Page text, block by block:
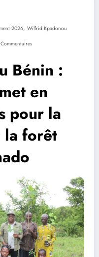
2026, Wilfrid Kpadonou
Bénin :
en
pour la
la forêt